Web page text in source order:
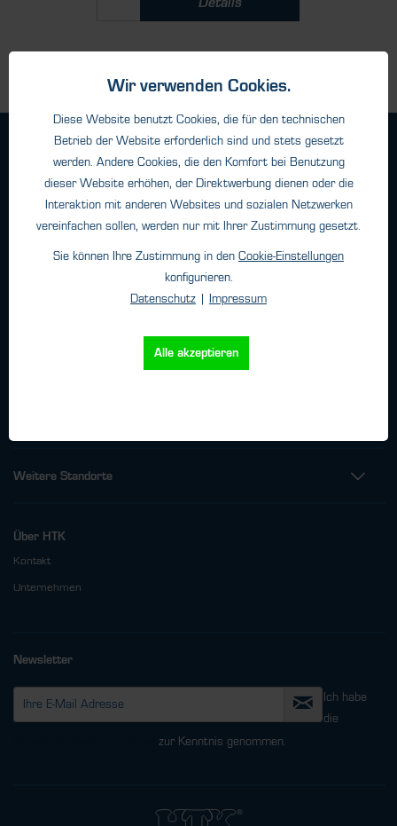
Details
Geschäftsbedingungen
Datenschutz
Impressum
Oehleckerring 32 • 22419 Hamburg
Telefon: +49 (0)40 - 600 38 38 - 0
Weitere Standorte
Über HTK
Kontakt
Unternehmen
Newsletter
Ich habe
die
zur Kenntnis genommen.
Wir verwenden Cookies.
Diese Website benutzt Cookies, die für den technischen
Betrieb der Website erforderlich sind und stets gesetzt
werden. Andere Cookies, die den Komfort bei Benutzung
dieser Website erhöhen, der Direktwerbung dienen oder die
Interaktion mit anderen Websites und sozialen Netzwerken
vereinfachen sollen, werden nur mit Ihrer Zustimmung gesetzt.
Sie können Ihre Zustimmung in den Cookie-Einstellungen
konfigurieren.
Datenschutz
Impressum
Alle akzeptieren